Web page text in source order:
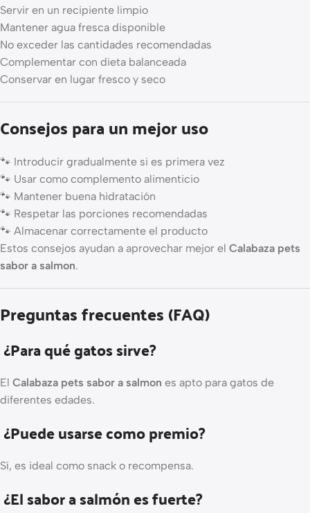
Servir en un recipiente limpio
Mantener agua fresca disponible
No exceder las cantidades recomendadas
Complementar con dieta balanceada
Conservar en lugar fresco y seco
Consejos para un mejor uso
🐾 Introducir gradualmente si es primera vez
🐾 Usar como complemento alimenticio
🐾 Mantener buena hidratación
🐾 Respetar las porciones recomendadas
🐾 Almacenar correctamente el producto
Estos consejos ayudan a aprovechar mejor el Calabaza pets
sabor a salmon.
Preguntas frecuentes (FAQ)
¿Para qué gatos sirve?
El Calabaza pets sabor a salmon es apto para gatos de
diferentes edades.
¿Puede usarse como premio?
Sí, es ideal como snack o recompensa.
¿El sabor a salmón es fuerte?